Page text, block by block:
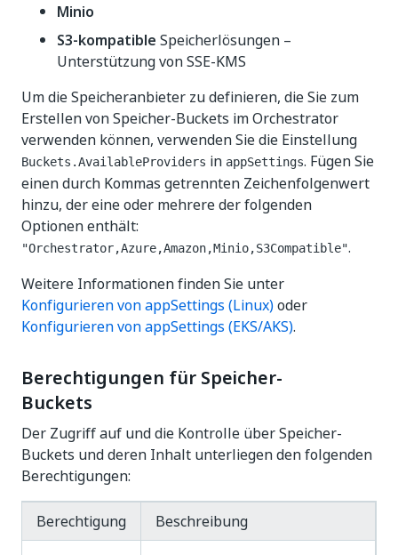
Minio
S3-kompatible Speicherlösungen –
Unterstützung von SSE-KMS
Um die Speicheranbieter zu definieren, die Sie zum
Erstellen von Speicher-Buckets im Orchestrator
verwenden können, verwenden Sie die Einstellung
Buckets.AvailableProviders in appSettings. Fügen Sie
einen durch Kommas getrennten Zeichenfolgenwert
hinzu, der eine oder mehrere der folgenden
Optionen enthält:
"Orchestrator,Azure,Amazon,Minio,S3Compatible".
Weitere Informationen finden Sie unter
Konfigurieren von appSettings (Linux)oder
Konfigurieren von appSettings (EKS/AKS).
Berechtigungen für Speicher-
Buckets
Der Zugriff auf und die Kontrolle über Speicher-
Buckets und deren Inhalt unterliegen den folgenden
Berechtigungen:
Berechtigung Beschreibung